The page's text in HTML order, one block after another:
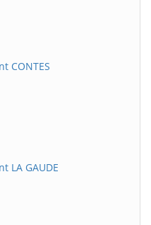
CONTES
LA GAUDE